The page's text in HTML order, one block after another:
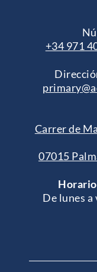
+34 971
Carrer de
07015
De lunes